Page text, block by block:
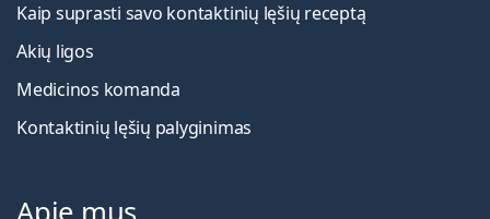
Kaip suprasti savo kontaktinių lęšių receptą
Akių ligos
Medicinos komanda
Kontaktinių lęšių palyginimas